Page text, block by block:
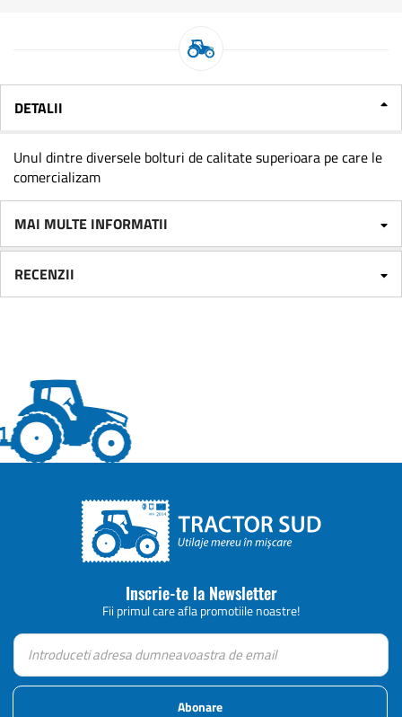
DETALII
Unul dintre diversele bolturi de calitate superioara pe care le
comercializam
MAI MULTE INFORMATII
RECENZII
Inscrie-te la Newsletter
Fii primul care afla promotiile noastre!
Abonare